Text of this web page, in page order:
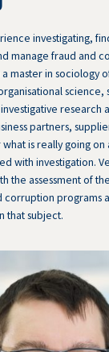
investigating,
manage fraud and
master in sociology
science,
research
partners,
is really going
with investigation.
the assessment of
corruption programs
that subject.